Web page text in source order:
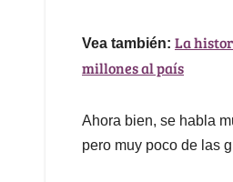
Vea también: La
millones al país
Ahora bien, se habla
pero muy poco de las